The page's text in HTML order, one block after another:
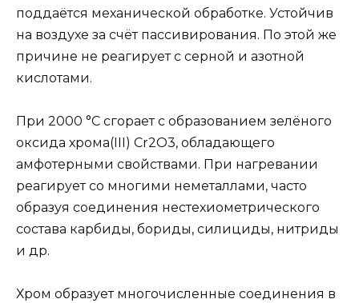
поддаётся механической обработке. Устойчив
на воздухе за счёт пассивирования. По этой же
причине не реагирует с серной и азотной
кислотами.
При 2000 °C сгорает с образованием зелёного
оксида хрома(III) Cr2O3, обладающего
амфотерными свойствами. При нагревании
реагирует со многими неметаллами, часто
образуя соединения нестехиометрического
состава карбиды, бориды, силициды, нитриды
и др.
Хром образует многочисленные соединения в